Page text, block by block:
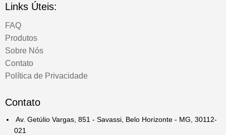
Links Úteis:
FAQ
Produtos
Sobre Nós
Contato
Política de Privacidade
Contato
Av. Getúlio Vargas, 851 - Savassi, Belo Horizonte - MG, 30112-
021